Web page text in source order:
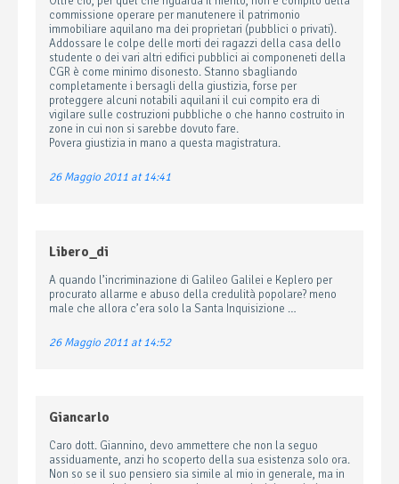
commissione operare per manutenere il patrimonio
immobiliare aquilano ma dei proprietari (pubblici o privati).
Addossare le colpe delle morti dei ragazzi della casa dello
studente o dei vari altri edifici pubblici ai componeneti della
CGR è come minimo disonesto. Stanno sbagliando
completamente i bersagli della giustizia, forse per
proteggere alcuni notabili aquilani il cui compito era di
vigilare sulle costruzioni pubbliche o che hanno costruito in
zone in cui non si sarebbe dovuto fare.
Povera giustizia in mano a questa magistratura.
26 Maggio 2011 at 14:41
Libero_di
A quando l’incriminazione di Galileo Galilei e Keplero per
procurato allarme e abuso della credulità popolare? meno
male che allora c’era solo la Santa Inquisizione …
26 Maggio 2011 at 14:52
Giancarlo
Caro dott. Giannino, devo ammettere che non la seguo
assiduamente, anzi ho scoperto della sua esistenza solo ora.
Non so se il suo pensiero sia simile al mio in generale, ma in